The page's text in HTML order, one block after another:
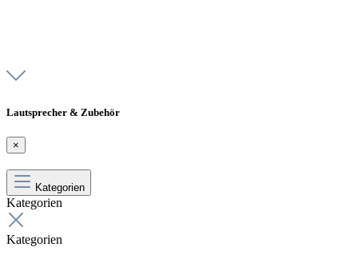
Lautsprecher & Zubehör
×
Kategorien
Kategorien
Kategorien